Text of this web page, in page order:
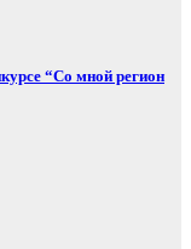
“Со мной регион